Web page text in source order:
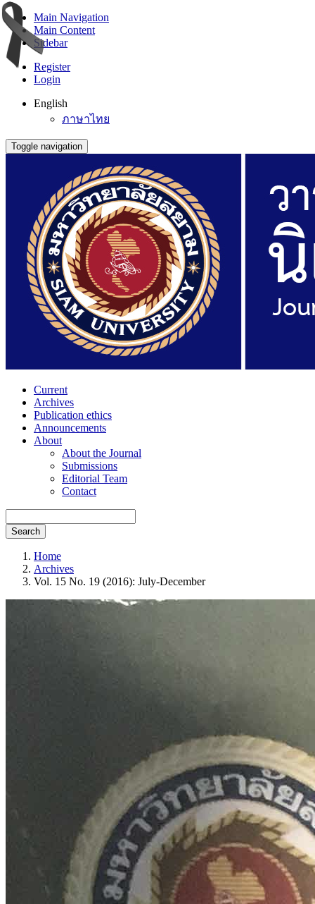
Main Navigation
Main Content
Sidebar
Register
Login
English
ภาษาไทย
Toggle navigation
Current
Archives
Publication ethics
Announcements
About
About the Journal
Submissions
Editorial Team
Contact
Search
Home
Archives
Vol. 15 No. 19 (2016): July-December